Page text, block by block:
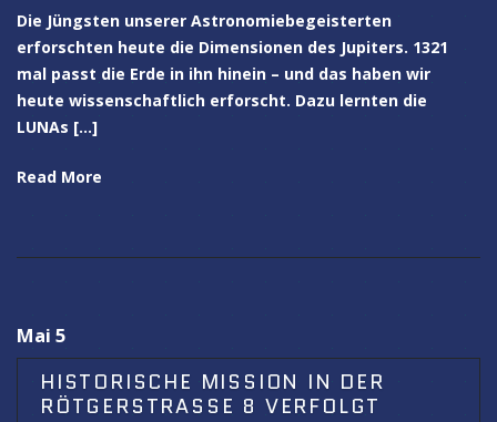
Die Jüngsten unserer Astronomiebegeisterten
erforschten heute die Dimensionen des Jupiters. 1321
mal passt die Erde in ihn hinein – und das haben wir
heute wissenschaftlich erforscht. Dazu lernten die
LUNAs […]
Read More
Mai 5
HISTORISCHE MISSION IN DER
RÖTGERSTRASSE 8 VERFOLGT